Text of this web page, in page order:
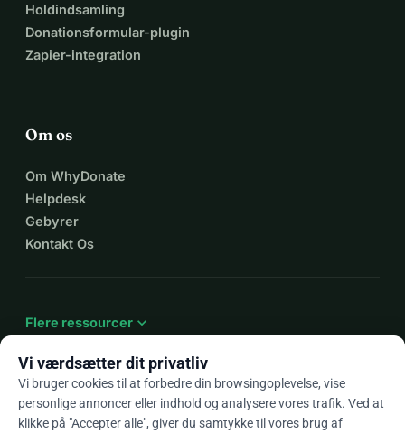
Holdindsamling
Donationsformular-plugin
Zapier-integration
Om os
Om WhyDonate
Helpdesk
Gebyrer
Kontakt Os
Flere ressourcer expand_more
Daarrow_drop_down
Vi værdsætter dit privatliv
Vi bruger cookies til at forbedre din browsingoplevelse, vise
personlige annoncer eller indhold og analysere vores trafik. Ved at
klikke på "Accepter alle", giver du samtykke til vores brug af